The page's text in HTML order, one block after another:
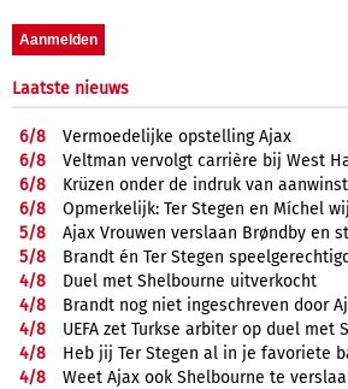
Laatste nieuws
6/8
Vermoedelijke opstelling Ajax
6/8
Veltman vervolgt carrière bij West
6/8
Krüzen onder de indruk van
6/8
Opmerkelijk: Ter Stegen en Míchel
5/8
Ajax Vrouwen verslaan Brøndby en
5/8
Brandt én Ter Stegen
4/8
Duel met Shelbourne uitverkocht
4/8
Brandt nog niet ingeschreven door
4/8
UEFA zet Turkse arbiter op duel met
4/8
Heb jij Ter Stegen al in je favoriete
4/8
Weet Ajax ook Shelbourne te